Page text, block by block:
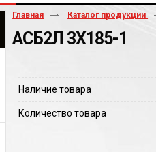
Главная Каталог продукции
АСБ2Л 3Х185-1
Наличие товара
Количество товара